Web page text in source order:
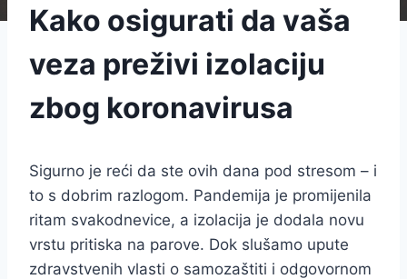
Kako osigurati da vaša
veza preživi izolaciju
zbog koronavirusa
Sigurno je reći da ste ovih dana pod stresom – i
to s dobrim razlogom. Pandemija je promijenila
ritam svakodnevice, a izolacija je dodala novu
vrstu pritiska na parove. Dok slušamo upute
zdravstvenih vlasti o samozaštiti i odgovornom